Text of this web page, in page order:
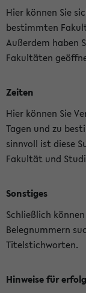
Hier können Sie
bestimmten
Außerdem haben
Fakultäten
Zeiten
Hier können Sie
Tagen und zu
sinnvoll ist diese
Fakultät und
Sonstiges
Schließlich
Belegnummern
Titelstichworten.
Hinweise für